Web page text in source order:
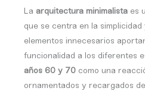
La arquitectura minimalista es
que se centra en la
elementos innecesarios
funcionalidad a los diferentes
años 60 y 70 como una
ornamentados y recargados